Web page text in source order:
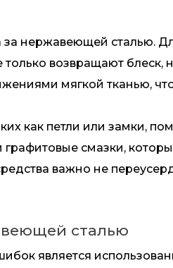
нержавеющей сталью.
возвращают блеск,
мягкой тканью,
как петли или замки,
графитовые смазки,
важно не
сталью
является